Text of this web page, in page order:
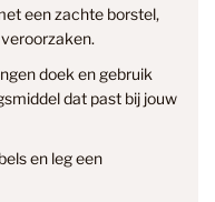
een zachte borstel,
doek en gebruik
dat past bij jouw
en leg een